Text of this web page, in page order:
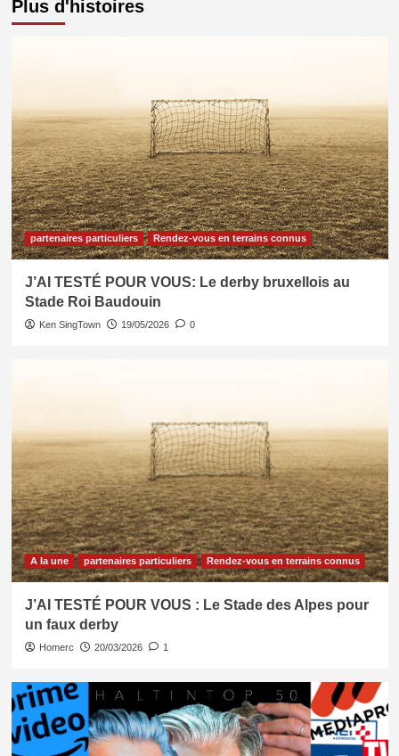
Plus d'histoires
partenaires particuliers Rendez-vous en terrains connus
J’AI TESTÉ POUR VOUS: Le derby bruxellois au
Stade Roi Baudouin
Ken SingTown 19/05/2026 0
A la une partenaires particuliers Rendez-vous en terrains connus
J’AI TESTÉ POUR VOUS : Le Stade des Alpes pour
un faux derby
Homerc 20/03/2026 1